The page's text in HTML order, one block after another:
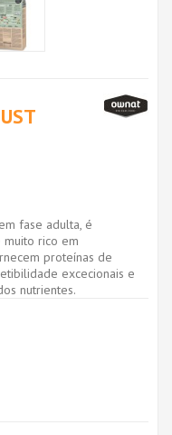
fase adulta, é
rico em
proteínas de
excecionais e
nutrientes.